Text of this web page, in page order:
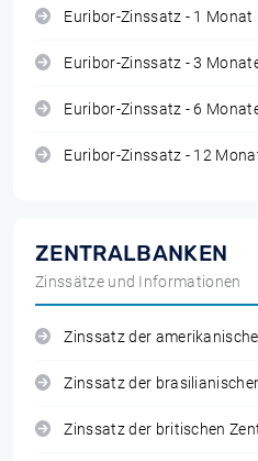
Euribor-Zinssatz - 1 Monat
Euribor-Zinssatz - 3
Euribor-Zinssatz - 6
Euribor-Zinssatz - 12
ZENTRALBANKEN
Zinssätze und Informationen
Zinssatz der
Zinssatz der
Zinssatz der britischen